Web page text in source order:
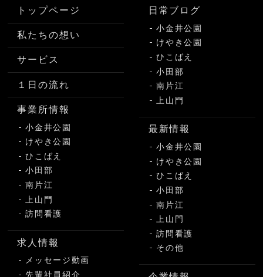
トップページ
私たちの想い
サービス
１日の流れ
事業所情報
小金井公園
けやき公園
ひこばえ
小田部
南片江
上山門
訪問看護
求人情報
メッセージ動画
先輩社員紹介
日常ブログ
小金井公園
けやき公園
ひこばえ
小田部
南片江
上山門
最新情報
小金井公園
けやき公園
ひこばえ
小田部
南片江
上山門
訪問看護
その他